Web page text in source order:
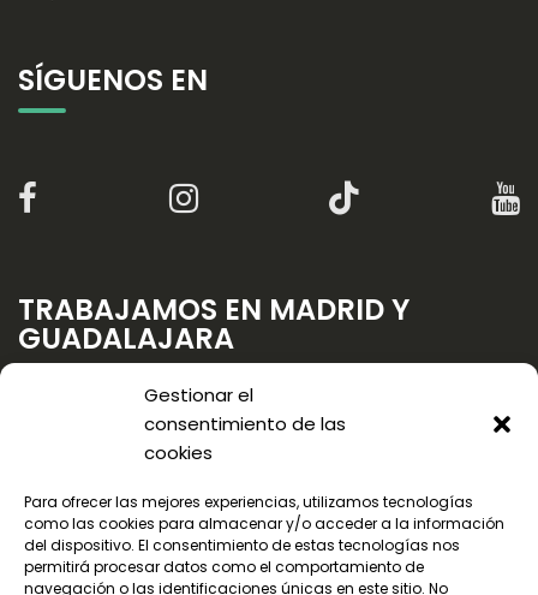
Gestionar el
consentimiento de las
cookies
Para ofrecer las mejores experiencias, utilizamos tecnologías
como las cookies para almacenar y/o acceder a la información
del dispositivo. El consentimiento de estas tecnologías nos
permitirá procesar datos como el comportamiento de
navegación o las identificaciones únicas en este sitio. No
SÍGUENOS EN
TRABAJAMOS EN MADRID Y
GUADALAJARA